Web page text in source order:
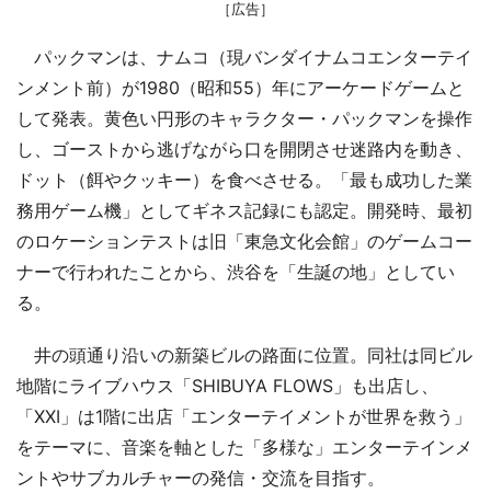
［広告］
パックマンは、ナムコ（現バンダイナムコエンターテイ
ンメント前）が1980（昭和55）年にアーケードゲームと
して発表。黄色い円形のキャラクター・パックマンを操作
し、ゴーストから逃げながら口を開閉させ迷路内を動き、
ドット（餌やクッキー）を食べさせる。「最も成功した業
務用ゲーム機」としてギネス記録にも認定。開発時、最初
のロケーションテストは旧「東急文化会館」のゲームコー
ナーで行われたことから、渋谷を「生誕の地」としてい
る。
井の頭通り沿いの新築ビルの路面に位置。同社は同ビル
地階にライブハウス「SHIBUYA FLOWS」も出店し、
「XXI」は1階に出店「エンターテイメントが世界を救う」
をテーマに、音楽を軸とした「多様な」エンターテインメ
ントやサブカルチャーの発信・交流を目指す。